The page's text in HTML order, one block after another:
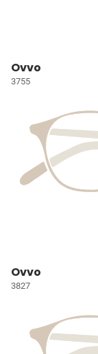
Ovvo
3755
Ovvo
3827